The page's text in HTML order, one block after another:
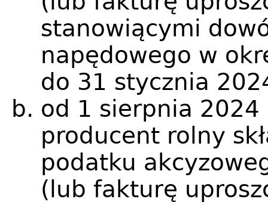
stanowiącymi
napędowego w
do 31 stycznia
od 1 sierpnia 2024
producent rolny
podatku
(lub fakturę